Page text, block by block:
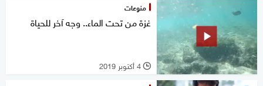
منوعات
غزة من تحت الماء.. وجه آخر للحياة
l 4 أكتوبر 2019